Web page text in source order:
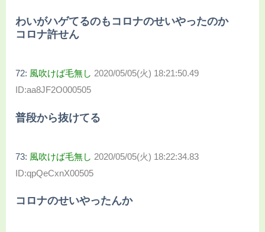
わいがハゲてるのもコロナのせいやったのか
コロナ許せん
72: 風吹けば毛無し 2020/05/05(火) 18:21:50.49
ID:aa8JF2O000505
普段から抜けてる
73: 風吹けば毛無し 2020/05/05(火) 18:22:34.83
ID:qpQeCxnX00505
コロナのせいやったんか